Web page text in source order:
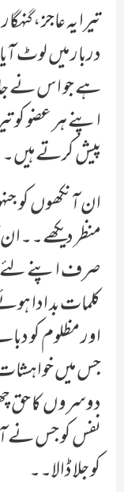
تیرا یہ عاجز ،
دربار میں لوٹ
ہے جو اس نے
اپنے ہر عضو
پیش کرتے ہیں۔
ان آنکھوں کو
منظر
صرف اپنے لئے
کلمات بد ادا
اور مظلوم کو
جس میں
دوسروں کا حق
نفس کو جس
کو جلا ڈالا۔۔